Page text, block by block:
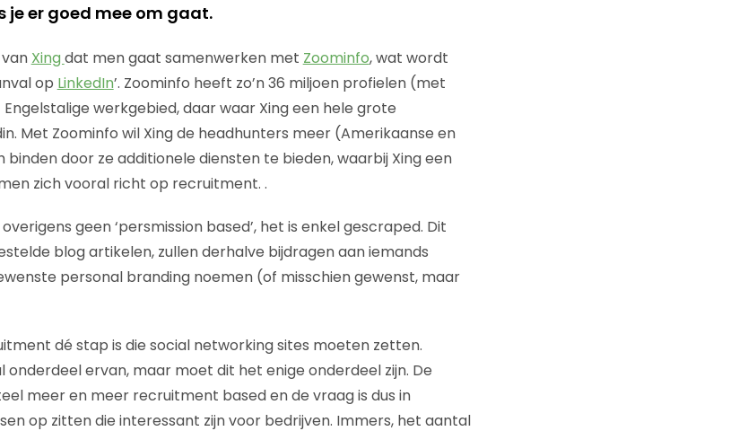
je er goed mee om gaat.
van Xing dat men gaat samenwerken met Zoominfo, wat wordt
op LinkedIn’. Zoominfo heeft zo’n 36 miljoen profielen (met
werkgebied, daar waar Xing een hele grote
Met Zoominfo wil Xing de headhunters meer (Amerikaanse en
door ze additionele diensten te bieden, waarbij Xing een
zich vooral richt op recruitment. .
geen ‘persmission based’, het is enkel gescraped. Dit
blog artikelen, zullen derhalve bijdragen aan iemands
personal branding noemen (of misschien gewenst, maar
dé stap is die social networking sites moeten zetten.
onderdeel ervan, maar moet dit het enige onderdeel zijn. De
meer en meer recruitment based en de vraag is dus in
op zitten die interessant zijn voor bedrijven. Immers, het aantal